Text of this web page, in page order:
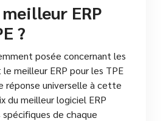
ERP
?
posée concernant les
meilleur ERP pour les TPE
réponse universelle à cette
du meilleur logiciel ERP
de chaque